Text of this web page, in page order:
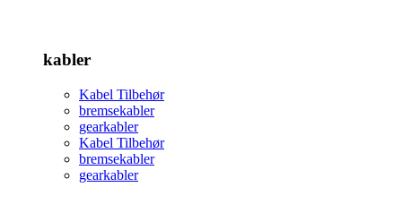
kabler
Kabel Tilbehør
bremsekabler
gearkabler
Kabel Tilbehør
bremsekabler
gearkabler